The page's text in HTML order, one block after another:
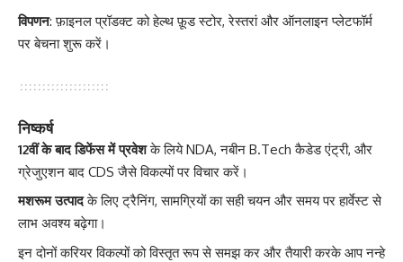
विपणन: फ़ाइनल प्रॉडक्ट को हेल्थ फ़ूड स्टोर, रेस्तरां और ऑनलाइन प्लेटफॉर्म
पर बेचना शुरू करें।
निष्कर्ष
12वीं के बाद डिफेंस में प्रवेशके लिये NDA, नबीन B.Tech कैडेड एंट्री, और
ग्रेजुएशन बाद CDS जैसे विकल्पों पर विचार करें।
मशरूम उत्पादके लिए ट्रैनिंग, सामग्रियों का सही चयन और समय पर हार्वेस्ट से
लाभ अवश्य बढ़ेगा।
इन दोनों करियर विकल्पों को विस्तृत रूप से समझ कर और तैयारी करके आप नन्हे